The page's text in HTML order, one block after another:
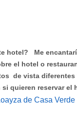
hotel? Me
el hotel o
de vista diferentes
quieren reservar el
de Casa